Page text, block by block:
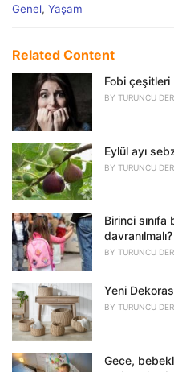
C
e
e
:
Genel, Yaşam
Related Content
Fobi çeşitleri
BY TURUNCU
Eylül ayı
BY TURUNCU
Birinci
davranılmalı?
BY TURUNCU
Yeni
BY TURUNCU
Gece,